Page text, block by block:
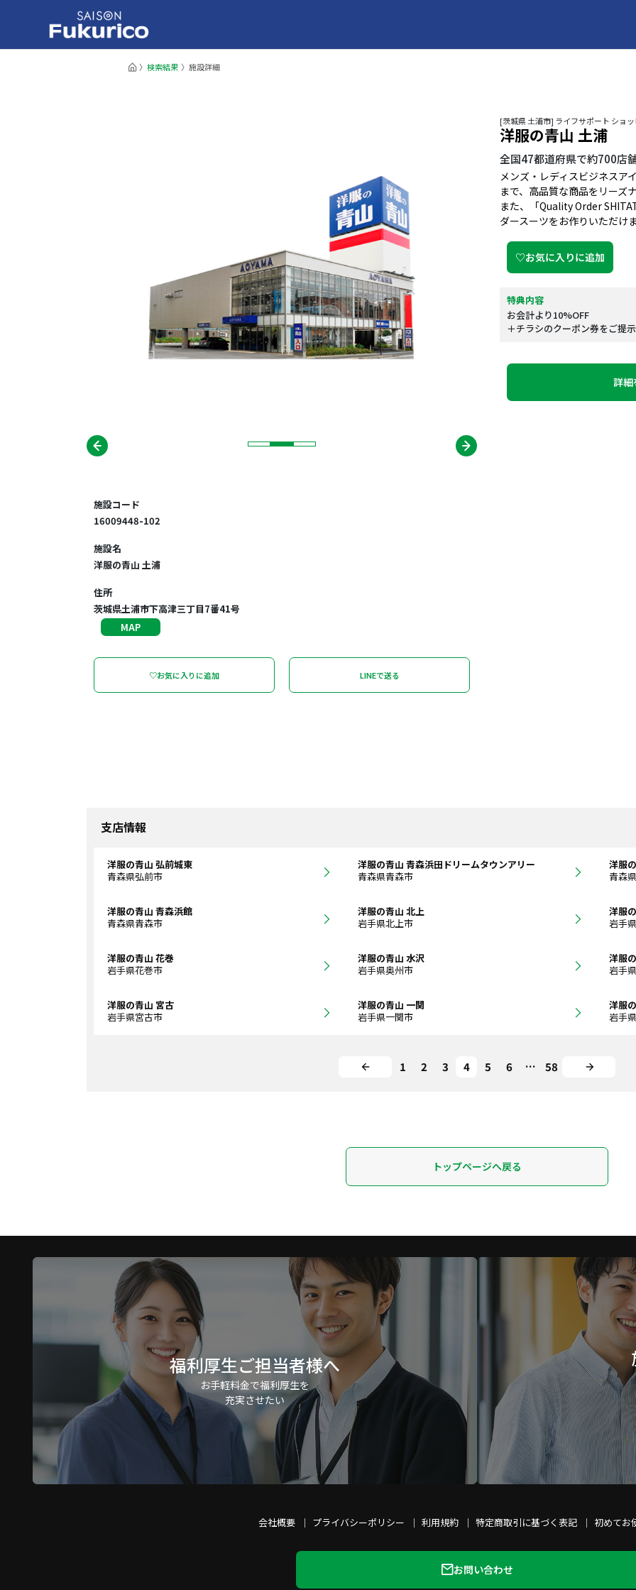
検索結果 施設詳細
[茨城県 土浦市] ライフサポート ショ
洋服の青山 土浦
全国47都道府県で約700店
メンズ・レディスビジネスア
まで、高品質な商品をリーズ
また、「Quality Order
ダースーツをお作りいただけま
♡お気に入りに追加
特典内容
お会計より10%OFF
＋チラシのクーポン券をご提
詳細
施設コード
16009448-102
施設名
洋服の青山 土浦
住所
茨城県土浦市下高津三丁目7番41号
MAP
♡お気に入りに追加 LINEで送る
支店情報
洋服の青山 弘前城東
青森県弘前市
洋服の青山 青森浜田ドリームタウンアリー
青森県青森市
洋服
青森
洋服の青山 青森浜館
青森県青森市
洋服の青山 北上
岩手県北上市
洋服
岩手
洋服の青山 花巻
岩手県花巻市
洋服の青山 水沢
岩手県奥州市
洋服
岩手
洋服の青山 宮古
岩手県宮古市
洋服の青山 一関
岩手県一関市
洋服
岩手
1 2 3 4 5 6 … 58
トップページへ戻る
福利厚生ご担当者様へ
お手軽料金で福利厚生を
充実させたい
会社概要 プライバシーポリシー 利用規約 特定商取引に基づく表記 初めてお
お問い合わせ